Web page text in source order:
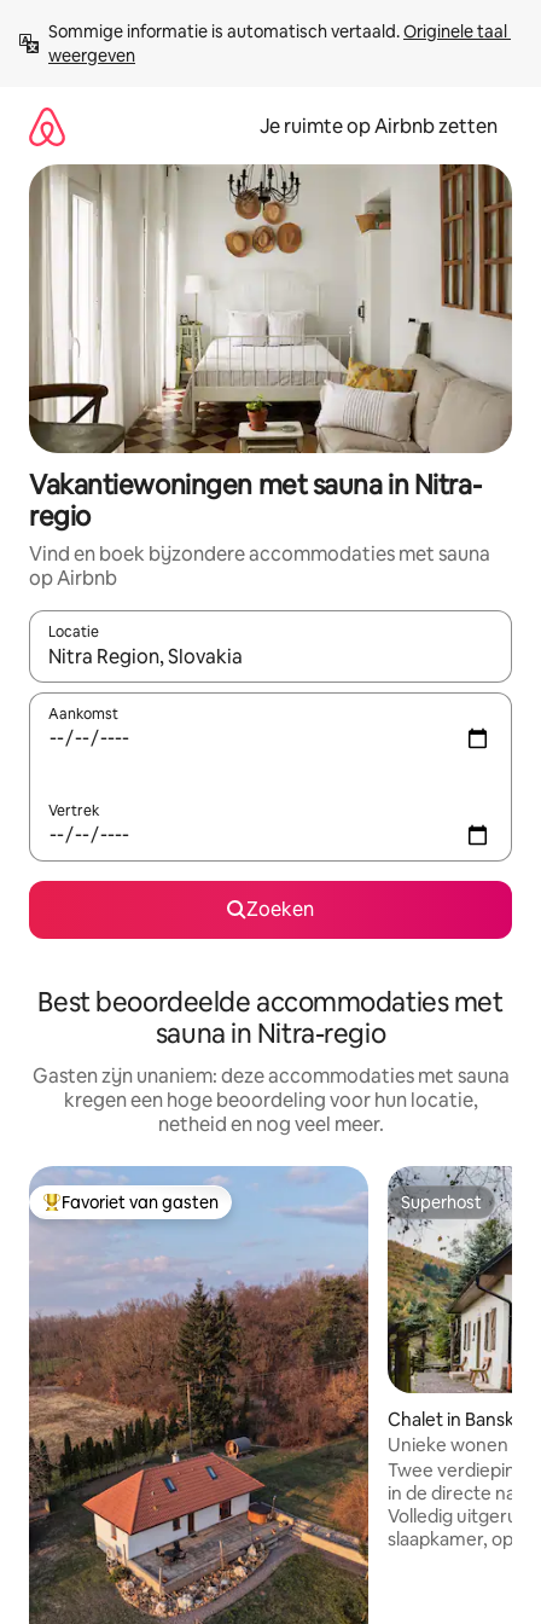
direct
naar
Sommige informatie is automatisch vertaald. Originele taal
weergeven
Je ruimte op Airbnb zetten
Vakantiewoningen met sauna in Nitra-
regio
Vind en boek bijzondere accommodaties met sauna
op Airbnb
Locatie
Wanneer er suggesties beschikbaar zijn, maak je een keuze
Aankomst
Vertrek
Zoeken
Best beoordeelde accommodaties met
sauna in Nitra-regio
Gasten zijn unaniem: deze accommodaties met sauna
kregen een hoge beoordeling voor hun locatie,
netheid en nog veel meer.
Topfavoriet van gasten
Favoriet van gasten Superhost
Superhost
Chalet in Banský
Unieke wonen in
Štiavnica
Twee
in de directe
Volledig
slaapkamer,